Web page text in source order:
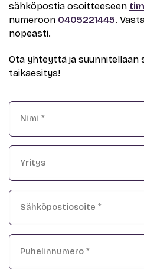
sähköpostia osoitteeseen
numeroon 0405221445.
nopeasti.
Ota yhteyttä ja suunnitellaan
taikaesitys!
Nimi*
Yritys
Sähköposti*
Puhelin*